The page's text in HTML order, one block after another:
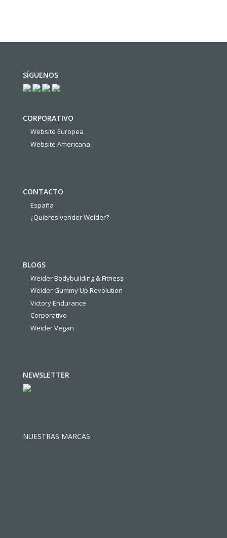
SÍGUENOS
CORPORATIVO
Website Europea
Website Americana
CONTACTO
España
¿Quieres vender Weider?
BLOGS
Weider Bodybuilding & Fitness
Weider Gummy Up Revolution
Victory Endurance
Corporativo
Weider Vegan
NEWSLETTER
NUESTRAS MARCAS